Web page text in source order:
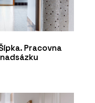
Pracovna